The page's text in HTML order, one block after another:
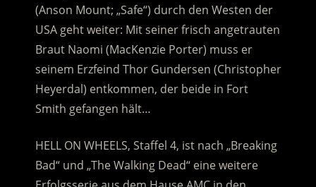
(Anson Mount; „Safe“) durch den Westen der
USA geht weiter: Mit seiner frisch angetrauten
Braut Naomi (MacKenzie Porter) muss er
seinem Erzfeind Thor Gundersen (Christopher
Heyerdal) entkommen, der beide in Fort
Smith gefangen hält…
HELL ON WHEELS, Staffel 4, ist nach „Breaking
Bad“ und „The Walking Dead“ eine weitere